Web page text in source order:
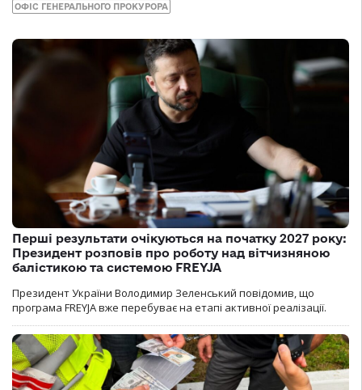
ОФІС ГЕНЕРАЛЬНОГО ПРОКУРОРА
Перші результати очікуються на початку 2027 року:
Президент розповів про роботу над вітчизняною
балістикою та системою FREYJA
Президент України Володимир Зеленський повідомив, що
програма FREYJA вже перебуває на етапі активної реалізації.